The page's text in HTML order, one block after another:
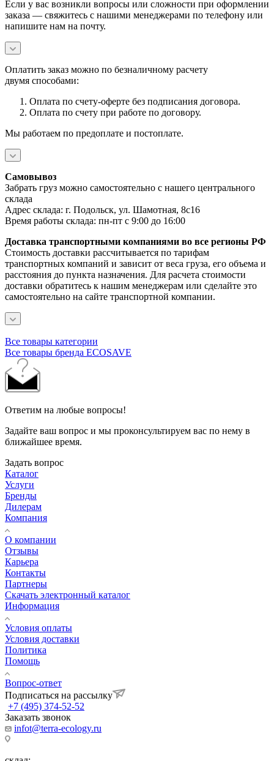
Если у вас возникли вопросы или сложности при оформлении
заказа — свяжитесь с нашими менеджерами по телефону или
напишите нам на почту.
Оплатить заказ можно по безналичному расчету
двумя способами:
Оплата по счету-оферте без подписания договора.
Оплата по счету при работе по договору.
Мы работаем по предоплате и постоплате.
Самовывоз
Забрать груз можно самостоятельно с нашего центрального
склада
Адрес склада: г. Подольск, ул. Шамотная, 8с16
Время работы склада: пн-пт с 9:00 до 16:00
Доставка транспортными компаниями во все регионы РФ
Стоимость доставки рассчитывается по тарифам
транспортных компаний и зависит от веса груза, его объема и
расстояния до пункта назначения. Для расчета стоимости
доставки обратитесь к нашим менеджерам или сделайте это
самостоятельно на сайте транспортной компании.
Все товары категории
Все товары бренда ECOSAVE
Ответим на любые вопросы!
Задайте ваш вопрос и мы проконсультируем вас по нему в
ближайшее время.
Задать вопрос
Каталог
Услуги
Бренды
Дилерам
Компания
О компании
Отзывы
Карьера
Контакты
Партнеры
Скачать электронный каталог
Информация
Условия оплаты
Условия доставки
Политика
Помощь
Вопрос-ответ
Подписаться на рассылку
+7 (495) 374-52-52
Заказать звонок
infot@terra-ecology.ru